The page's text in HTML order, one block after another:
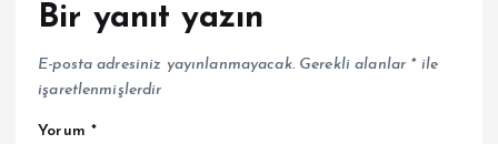
Bir yanıt yazın
E-posta adresiniz yayınlanmayacak. Gerekli alanlar *ile
işaretlenmişlerdir
Yorum *